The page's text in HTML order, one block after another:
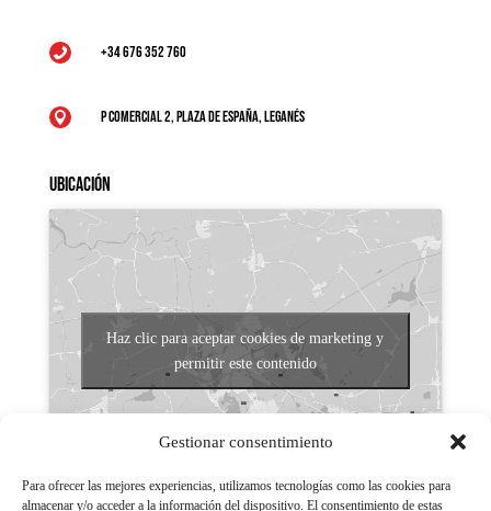
Gestionar consentimiento
Para ofrecer las mejores experiencias, utilizamos tecnologías como las cookies para
almacenar y/o acceder a la información del dispositivo. El consentimiento de estas
 +34 676 352 760
 P Comercial 2, Plaza de España, Leganés
Ubicación
Haz clic para aceptar cookies de marketing y
permitir este contenido